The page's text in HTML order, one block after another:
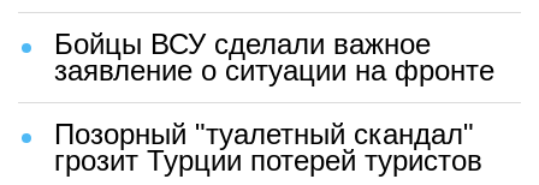
Бойцы ВСУ сделали важное
заявление о ситуации на фронте
Позорный "туалетный скандал"
грозит Турции потерей туристов